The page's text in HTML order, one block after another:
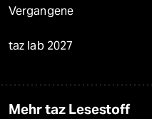
Vergangene
taz lab 2027
Mehr taz Lesestoff